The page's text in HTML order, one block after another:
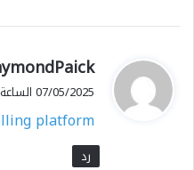
ي
ق
ل
07/05/2025 الساعة 20:10
platform
رد